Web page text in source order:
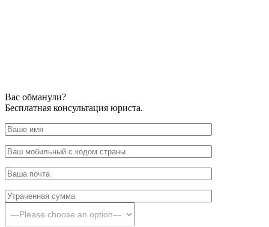
Вас обманули?
Бесплатная консультация юриста.